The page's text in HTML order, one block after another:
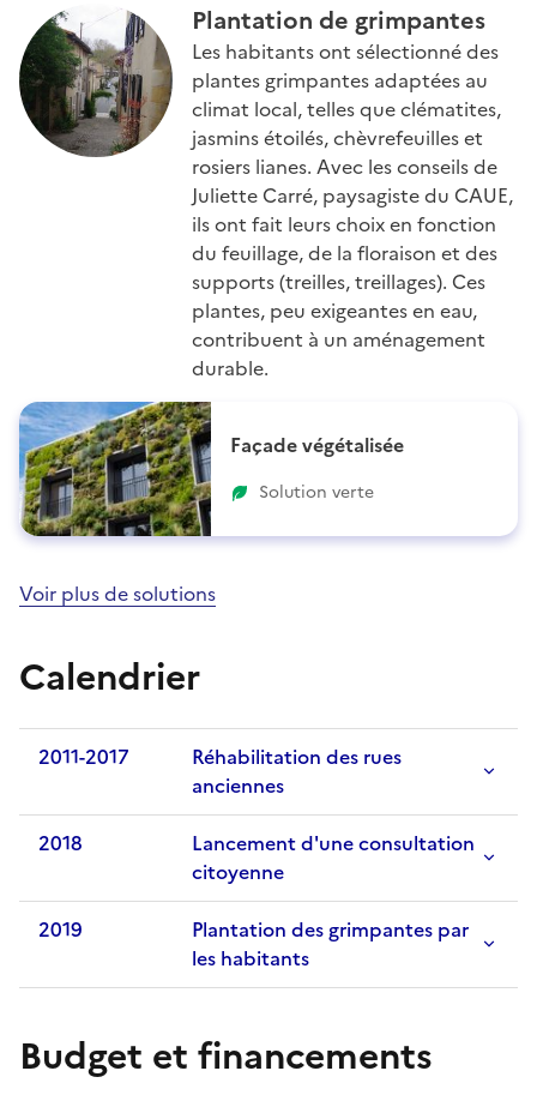
Plantation de grimpantes
Les habitants ont sélectionné des
plantes grimpantes adaptées au
climat local, telles que clématites,
jasmins étoilés, chèvrefeuilles et
rosiers lianes. Avec les conseils de
Juliette Carré, paysagiste du CAUE,
ils ont fait leurs choix en fonction
du feuillage, de la floraison et des
supports (treilles, treillages). Ces
plantes, peu exigeantes en eau,
contribuent à un aménagement
durable.
Façade végétalisée
Solution verte
Voir plus de solutions
Calendrier
2011-2017
Réhabilitation des rues
anciennes
2018
Lancement d'une consultation
citoyenne
2019
Plantation des grimpantes par
les habitants
Budget et financements